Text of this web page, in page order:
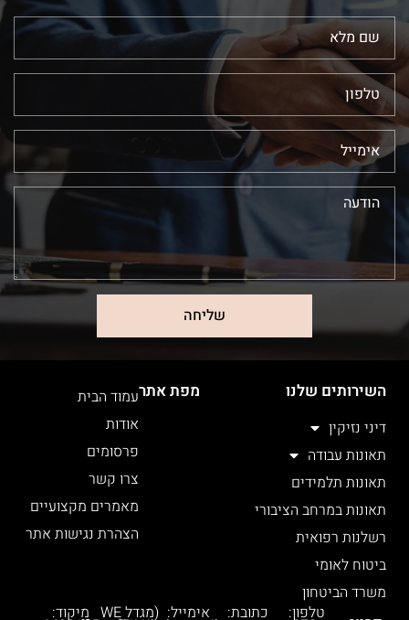
שליחה
מפת אתרעמוד הבית
אודות
פרסומים
צרו קשר
מאמרים מקצועיים
הצהרת נגישות אתר
השירותים שלנו
דיני נזיקין
תאונות עבודה
תאונות תלמידים
תאונות במרחב הציבורי
רשלנות רפואית
ביטוח לאומי
משרד הביטחון
טלפון: כתובת: אימייל: (מגדל WE מיקוד: